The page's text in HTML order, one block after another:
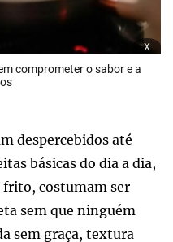
x
comprometer o sabor e a
despercebidos até
básicas do dia a dia,
frito, costumam ser
sem que ninguém
sem graça, textura